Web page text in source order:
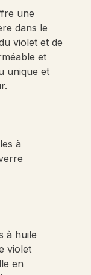
une
dans le
violet et de
et
unique et
à huile
violet